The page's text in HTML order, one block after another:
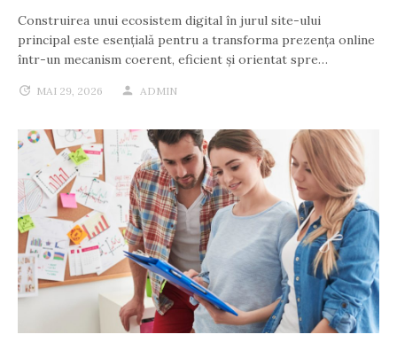
Construirea unui ecosistem digital în jurul site-ului
principal este esențială pentru a transforma prezența online
într-un mecanism coerent, eficient și orientat spre…
MAI 29, 2026 ADMIN